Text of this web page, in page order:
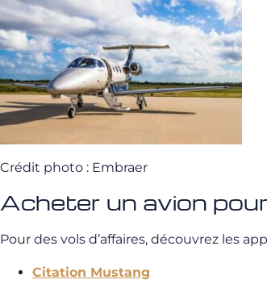
Crédit photo : Embraer
Acheter un avion
Pour des vols d’affaires, découvrez les
Citation Mustang